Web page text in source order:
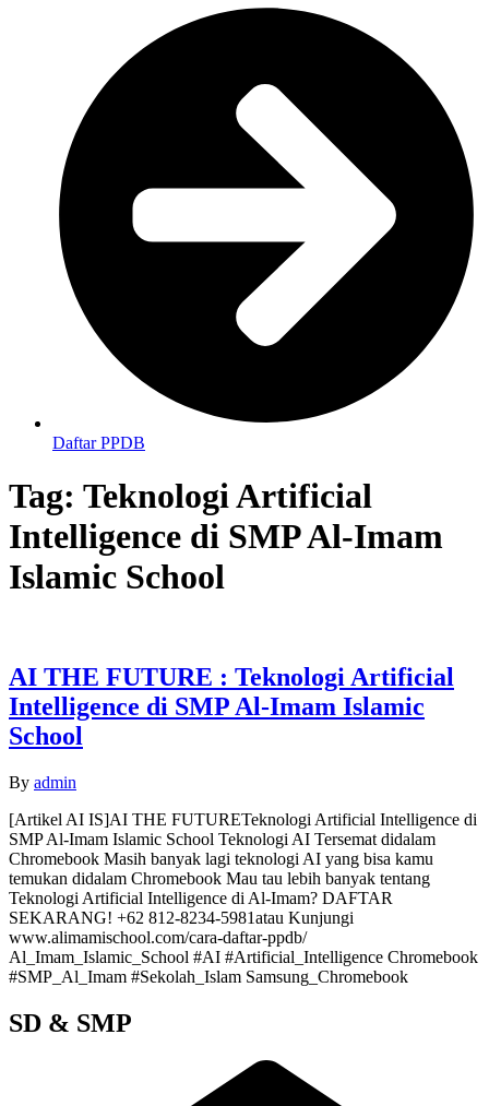
Daftar PPDB
Tag: Teknologi Artificial
Intelligence di SMP Al-Imam
Islamic School
AI THE FUTURE : Teknologi Artificial
Intelligence di SMP Al-Imam Islamic
School
By admin
[Artikel AI IS]AI THE FUTURETeknologi Artificial Intelligence di
SMP Al-Imam Islamic School Teknologi AI Tersemat didalam
Chromebook Masih banyak lagi teknologi AI yang bisa kamu
temukan didalam Chromebook Mau tau lebih banyak tentang
Teknologi Artificial Intelligence di Al-Imam? DAFTAR
SEKARANG! +62 812-8234-5981atau Kunjungi
www.alimamischool.com/cara-daftar-ppdb/
Al_Imam_Islamic_School #AI #Artificial_Intelligence Chromebook
#SMP_Al_Imam #Sekolah_Islam Samsung_Chromebook
SD & SMP